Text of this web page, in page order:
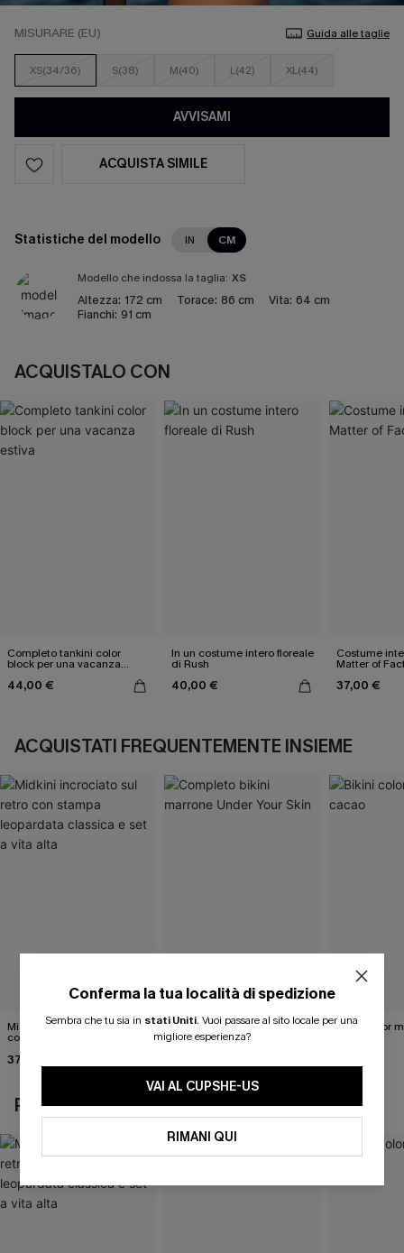
MISURARE (EU) Guida alle taglie
XS(34/36) S(38) M(40) L(42) XL(44)
AVVISAMI
ACQUISTA SIMILE
Statistiche del modello IN CM
Modello che indossa la taglia: XS
Altezza: 172 cm Torace: 86 cm Vita: 64 cm
Fianchi: 91 cm
ACQUISTALO CON
Completo tankini color
block per una vacanza
44,00 €
In un costume intero floreale
di Rush
40,00 €
Costume
Matter of
37,00 €
ACQUISTATI FREQUENTEMENTE INSIEME
Midkini incrociato sul retro
con stampa leopardata
37,00 €
Completo bikini marrone
Under Your Skin
Bikini color
POTREBBE INTERESSARTI ANCHE
Conferma la tua località di spedizione
Sembra che tu sia in stati Uniti. Vuoi passare al sito locale per una
migliore esperienza?
VAI AL CUPSHE-US
RIMANI QUI